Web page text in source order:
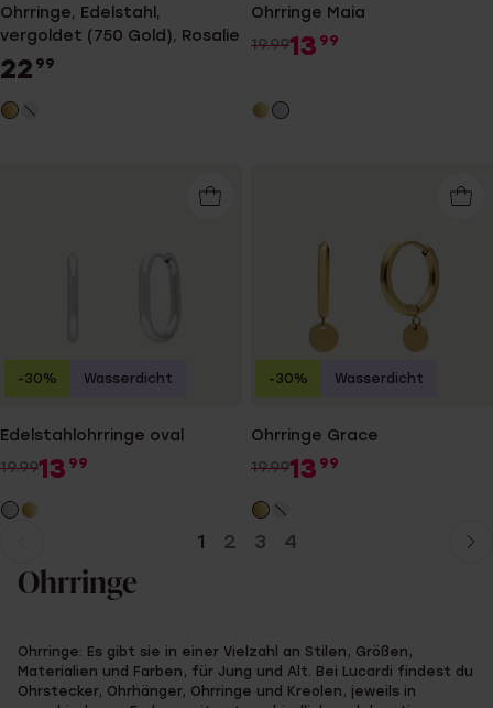
Ohrringe, Edelstahl,
vergoldet (750 Gold), Rosalie
22 99
Ohrringe Maia
19.9913 99
Edelstahlohrringe oval
19.9913 99
-30% Wasserdicht
Ohrringe Grace
19.9913 99
-30% Wasserdicht
Seite
1 2 3 4
zurOhrringe
Ohrringe: Es gibt sie in einer Vielzahl an Stilen, Größen,
Materialien und Farben, für Jung und Alt. Bei Lucardi findest du
Ohrstecker, Ohrhänger, Ohrringe und Kreolen, jeweils in